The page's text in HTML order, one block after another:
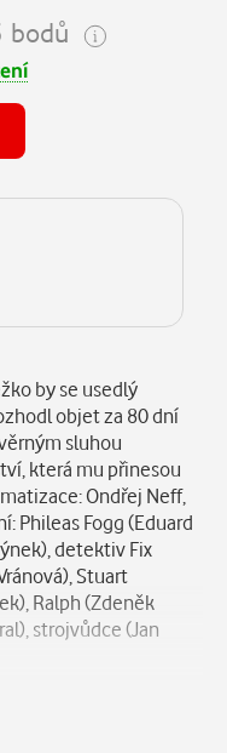
bodů
by se usedlý
objet za 80 dní
sluhou
která mu přinesou
Ondřej Neff,
Phileas Fogg (Eduard
detektiv Fix
Stuart
Ralph (Zdeněk
strojvůdce (Jan